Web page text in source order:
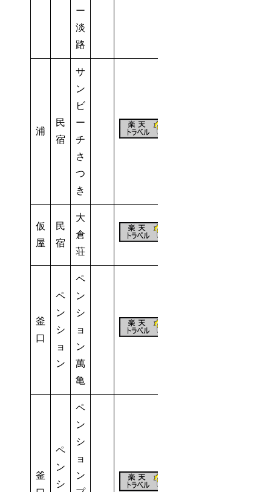
ー
淡
路
浦
民
宿
サ
ン
ビ
ー
チ
さ
つ
き
仮
屋
民
宿
大
倉
荘
釜
口
ペ
ン
シ
ョ
ン
ペ
ン
シ
ョ
ン
萬
亀
釜
ペ
ン
シ
ペ
ン
シ
ョ
ン